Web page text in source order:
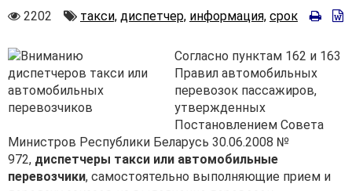
Количество
2202 Автор
такси, диспетчер, информация, срок
Согласно пунктам 162 и 163
Правил автомобильных
перевозок пассажиров,
утвержденных
Постановлением Совета
Министров Республики Беларусь 30.06.2008 №
972, диспетчеры такси или автомобильные
перевозчики, самостоятельно выполняющие прием и